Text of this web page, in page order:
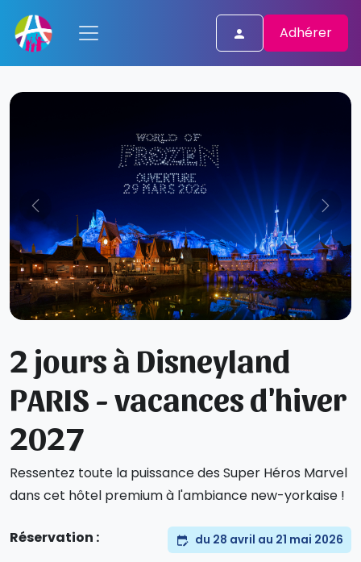
Adhérer
2 jours à Disneyland
PARIS - vacances d'hiver
2027
Ressentez toute la puissance des Super Héros Marvel
dans cet hôtel premium à l'ambiance new-yorkaise !
Réservation : du 28 avril au 21 mai 2026